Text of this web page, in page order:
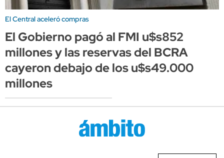
El Central aceleró compras
El Gobierno pagó al FMI u$s852
millones y las reservas del BCRA
cayeron debajo de los u$s49.000
millones